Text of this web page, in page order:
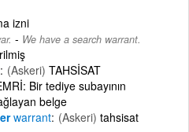
izni
- We have a search warrant.
(Askeri) TAHSİSAT
Bir tediye subayının
belge
warrant (Askeri) tahsisat